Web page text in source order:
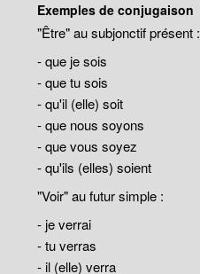
Exemples de conjugaison
"Être" au subjonctif présent :
- que je sois
- que tu sois
- qu'il (elle) soit
- que nous soyons
- que vous soyez
- qu'ils (elles) soient
"Voir" au futur simple :
- je verrai
- tu verras
- il (elle) verra